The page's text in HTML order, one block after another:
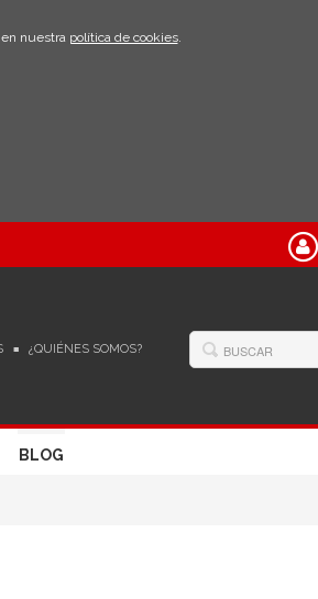
nuestra política de cookies.
¿QUIÉNES SOMOS?
BLOG